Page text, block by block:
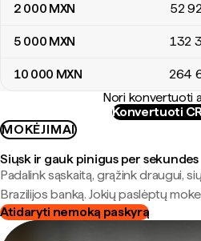
2 000 MXN 52
5 000 MXN 132
10 000 MXN 264
Nori konvertuoti
Konvertuoti
MOKĖJIMAI
Siųsk ir gauk pinigus per sekundes
Padalink sąskaitą, grąžink draugui,
Brazilijos banką. Jokių paslėptų
Atidaryti nemoką paskyrą